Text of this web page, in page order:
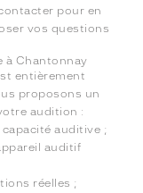
pour en
vos questions
à Chantonnay
entièrement
proposons un
audition :
auditive ;
auditif
réelles ;